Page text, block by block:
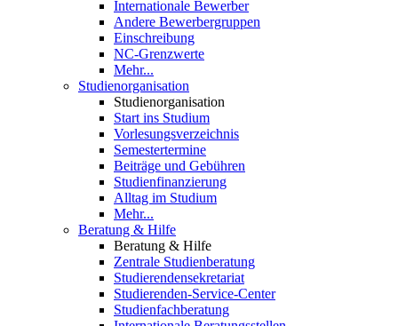
Internationale Bewerber
Andere Bewerbergruppen
Einschreibung
NC-Grenzwerte
Mehr...
Studienorganisation
Studienorganisation
Start ins Studium
Vorlesungsverzeichnis
Semestertermine
Beiträge und Gebühren
Studienfinanzierung
Alltag im Studium
Mehr...
Beratung & Hilfe
Beratung & Hilfe
Zentrale Studienberatung
Studierendensekretariat
Studierenden-Service-Center
Studienfachberatung